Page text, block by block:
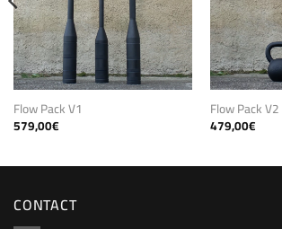
Flow Pack V1
579,00€
Flow Pack V2
479,00€
CONTACT